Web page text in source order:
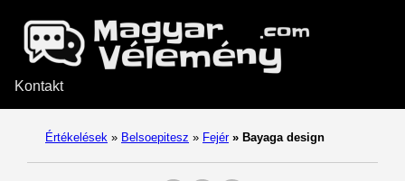
Kontakt
Értékelések » Belsoepitesz » Fejér » Bayaga design